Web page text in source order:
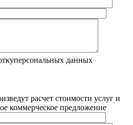
персональных данных
расчет стоимости услуг и
коммерческое предложение